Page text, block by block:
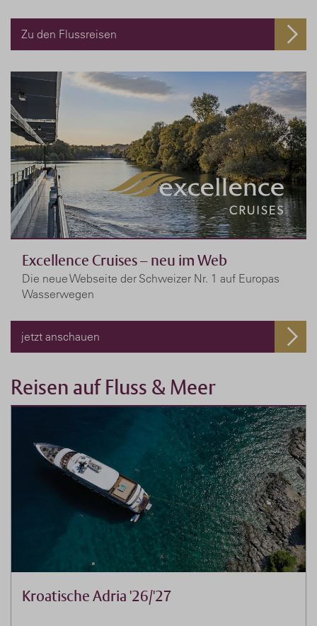
Zu den Flussreisen
Excellence Cruises – neu im Web
Die neue Webseite der Schweizer Nr. 1 auf Europas
Wasserwegen
jetzt anschauen
Reisen auf Fluss & Meer
Kroatische Adria '26/'27